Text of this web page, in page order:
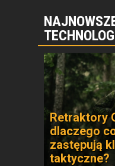
Retraktory
dlaczego
zastępują
taktyczne?